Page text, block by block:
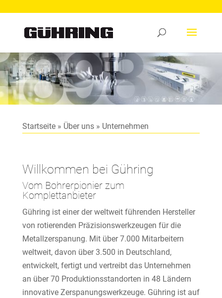
Startseite» Über uns» Unternehmen
Willkommen bei Gühring
Vom Bohrerpionier zum
Komplettanbieter
Gühring ist einer der weltweit führenden Hersteller
von rotierenden Präzisionswerkzeugen für die
Metallzerspanung. Mit über 7.000 Mitarbeitern
weltweit, davon über 3.500 in Deutschland,
entwickelt, fertigt und vertreibt das Unternehmen
an über 70 Produktionsstandorten in 48 Ländern
innovative Zerspanungswerkzeuge. Gühring ist auf